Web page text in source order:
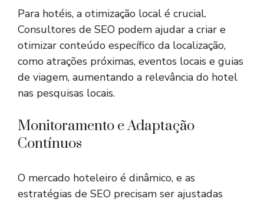
Para hotéis, a otimização local é crucial.
Consultores de SEO podem ajudar a criar e
otimizar conteúdo específico da localização,
como atrações próximas, eventos locais e guias
de viagem, aumentando a relevância do hotel
nas pesquisas locais.
Monitoramento e Adaptação
Contínuos
O mercado hoteleiro é dinâmico, e as
estratégias de SEO precisam ser ajustadas